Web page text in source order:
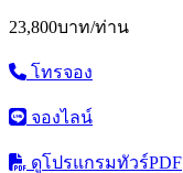
23,800บาท/ท่าน
โทรจอง
จองไลน์
ดูโปรแกรมทัวร์PDF